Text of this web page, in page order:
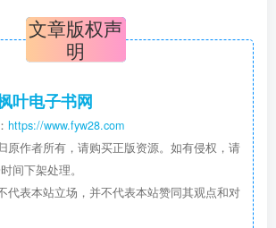
文章版权声
明
叶电子书网
https://www.fyw28.com
原作者所有，请购买正版资源。如有侵权，请
间下架处理。
代表本站立场，并不代表本站赞同其观点和对